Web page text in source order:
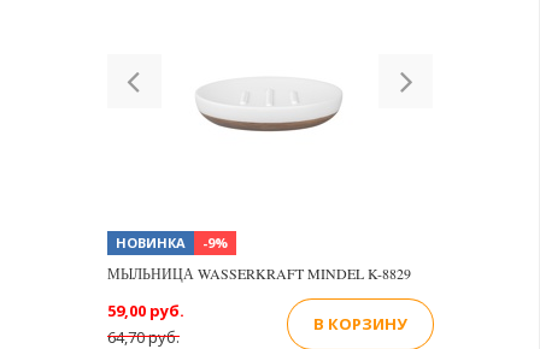
Previous
НОВИНКА -9%
МЫЛЬНИЦА WASSERKRAFT MINDEL K-8829
64,70 руб.
59,00 руб.
В КОРЗИНУ